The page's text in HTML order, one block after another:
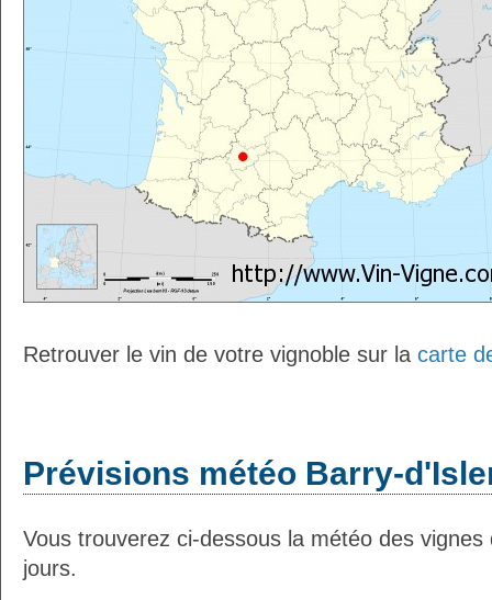
Retrouver le vin de votre vignoble sur la carte
Prévisions météo Barry-
Vous trouverez ci-dessous la météo des
jours.